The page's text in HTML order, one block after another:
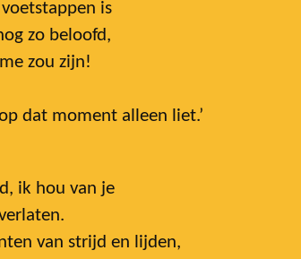
is
zo beloofd,
zou zijn!
dat moment alleen liet.’
ik hou van je
van strijd en lijden,